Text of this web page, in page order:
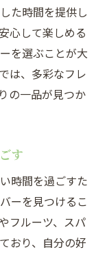
た時間を提供し
心して楽しめる
を選ぶことが大
は、多彩なフレ
の一品が見つか
す
時間を過ごすた
ーを見つけるこ
フルーツ、スパ
おり、自分の好